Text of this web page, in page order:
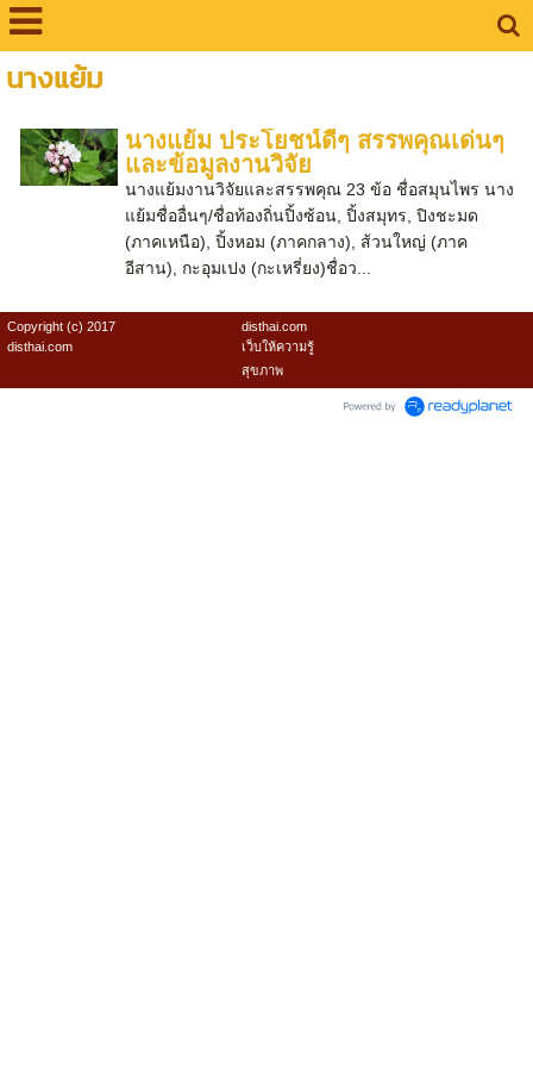
นางแย้ม
นางแย้ม ประโยชน์ดีๆ สรรพคุณเด่นๆ
และข้อมูลงานวิจัย
นางแย้มงานวิจัยและสรรพคุณ 23 ข้อ ชื่อสมุนไพร นาง
แย้มชื่ออื่นๆ/ชื่อท้องถิ่นปิ้งซ้อน, ปิ้งสมุทร, ปิงชะมด
(ภาคเหนือ), ปิ้งหอม (ภาคกลาง), ส้วนใหญ่ (ภาค
อีสาน), กะอุมเปง (กะเหรี่ยง)ชื่อว...
Copyright (c) 2017
disthai.com
disthai.com
เว็บให้ความรู้
สุขภาพ